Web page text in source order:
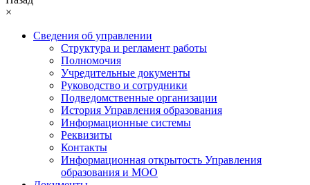
×
Сведения об управлении
Структура и регламент работы
Полномочия
Учредительные документы
Руководство и сотрудники
Подведомственные организации
История Управления образования
Информационные системы
Реквизиты
Контакты
Информационная открытость Управления
образования и МОО